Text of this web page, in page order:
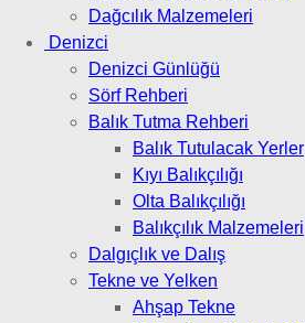
Dağcılık Malzemeleri
Denizci
Denizci Günlüğü
Sörf Rehberi
Balık Tutma Rehberi
Balık Tutulacak Yerler
Kıyı Balıkçılığı
Olta Balıkçılığı
Balıkçılık Malzemeleri
Dalgıçlık ve Dalış
Tekne ve Yelken
Ahşap Tekne